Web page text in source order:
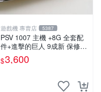
遊戲機 專賣店 5387
PSV 1007 主機 +8G 全套配
件+進擊的巨人 9成新 保修一
年 品質有保障
$3,600